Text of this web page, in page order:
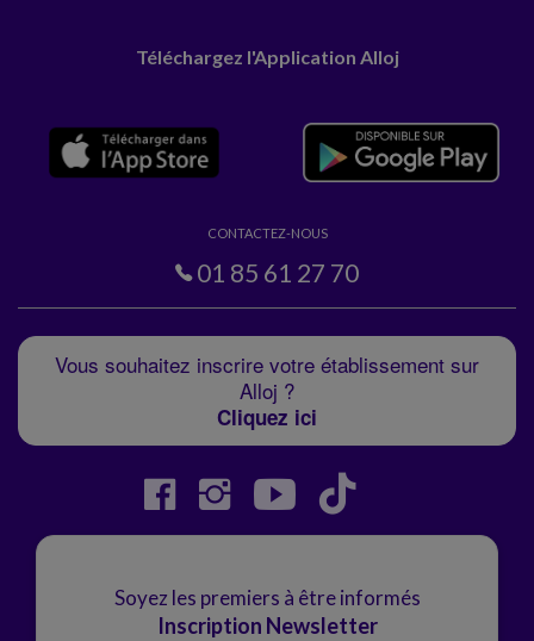
Téléchargez l'Application Alloj
CONTACTEZ-NOUS
01 85 61 27 70
Vous souhaitez inscrire votre établissement sur
Alloj ?
Cliquez ici
Soyez les premiers à être informés
Inscription Newsletter